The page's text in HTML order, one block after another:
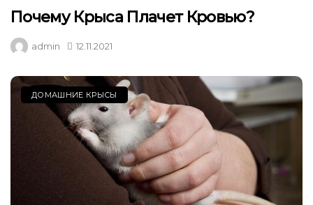
Почему Крыса Плачет Кровью?
admin 12.11.2021
ДОМАШНИЕ КРЫСЫ